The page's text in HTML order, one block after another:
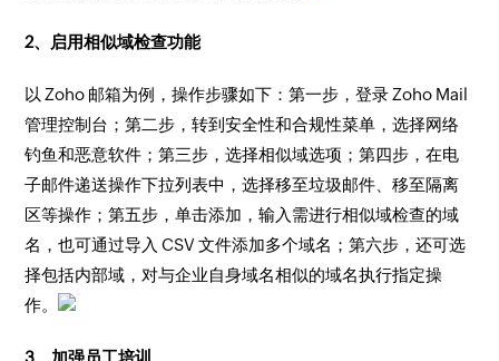
2、启用相似域检查功能
以 Zoho 邮箱为例，操作步骤如下：第一步，登录 Zoho Mail
管理控制台；第二步，转到安全性和合规性菜单，选择网络
钓鱼和恶意软件；第三步，选择相似域选项；第四步，在电
子邮件递送操作下拉列表中，选择移至垃圾邮件、移至隔离
区等操作；第五步，单击添加，输入需进行相似域检查的域
名，也可通过导入 CSV 文件添加多个域名；第六步，还可选
择包括内部域，对与企业自身域名相似的域名执行指定操
作。
3、加强员工培训